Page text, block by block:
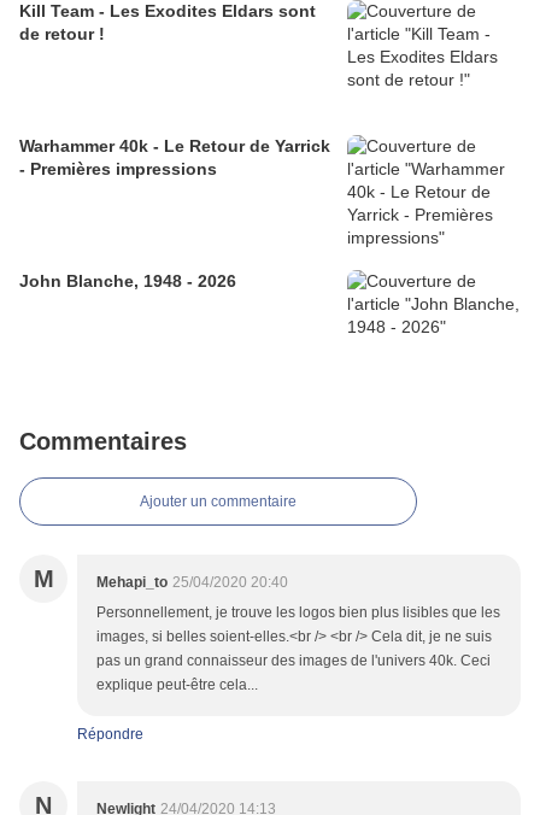
Kill Team - Les Exodites Eldars sont
de retour !
Warhammer 40k - Le Retour de Yarrick
- Premières impressions
John Blanche, 1948 - 2026
Commentaires
Ajouter un commentaire
M Mehapi_to 25/04/2020 20:40
Personnellement, je trouve les logos bien plus lisibles que les
images, si belles soient-elles.<br /> <br /> Cela dit, je ne suis
pas un grand connaisseur des images de l'univers 40k. Ceci
explique peut-être cela...
Répondre
N Newlight 24/04/2020 14:13